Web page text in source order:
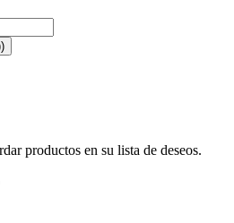
productos en su lista de deseos.